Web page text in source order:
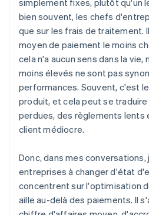
bien souvent, les chefs
que sur les frais de traitement.
moyen de paiement le moins
cela n'a aucun sens dans la
moins élevés ne sont pas
performances. Souvent, c'est
produit, et cela peut se
perdues, des règlements lents
client médiocre.
Donc, dans mes
entreprises à changer d'état
concentrent sur l'optimisation
aille au-delà des paiements. Il